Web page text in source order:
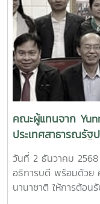
คณะผู้แทนจาก
ประเทศสาธารณรัฐ
วิชาการ
วันที่ 2 ธันวาคม
อธิการบดี พร้อมด้วย
นานาชาติ ให้การต้อ